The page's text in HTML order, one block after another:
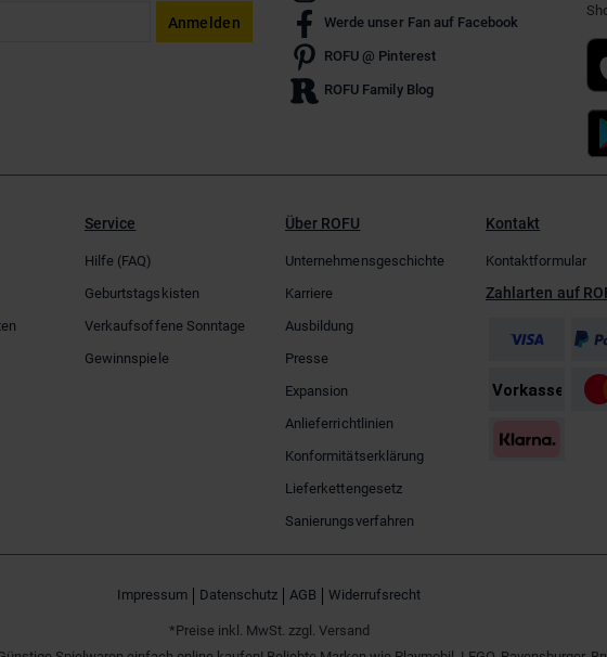
Anmelden Werde unser Fan auf Facebook
ROFU @ Pinterest
ROFU Family Blog
Service
Hilfe (FAQ)
Geburtstagskisten
Verkaufsoffene Sonntage
Gewinnspiele
Über ROFU
Unternehmensgeschichte
Karriere
Ausbildung
Presse
Expansion
Anlieferrichtlinien
Konformitätserklärung
Lieferkettengesetz
Sanierungsverfahren
Kontakt
Kontaktformular
Zahlarten auf
Impressum Datenschutz AGB Widerrufsrecht
*Preise inkl. MwSt. zzgl. Versand